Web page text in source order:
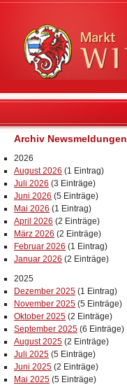
Archiv Newsmeldungen
2026
August 2026 (1 Eintrag)
Juli 2026 (3 Einträge)
Juni 2026 (5 Einträge)
Mai 2026 (1 Eintrag)
April 2026 (2 Einträge)
März 2026 (2 Einträge)
Februar 2026 (1 Eintrag)
Januar 2026 (2 Einträge)
2025
Dezember 2025 (1 Eintrag)
November 2025 (5 Einträge)
Oktober 2025 (2 Einträge)
September 2025 (6 Einträge)
August 2025 (2 Einträge)
Juli 2025 (5 Einträge)
Juni 2025 (2 Einträge)
Mai 2025 (5 Einträge)